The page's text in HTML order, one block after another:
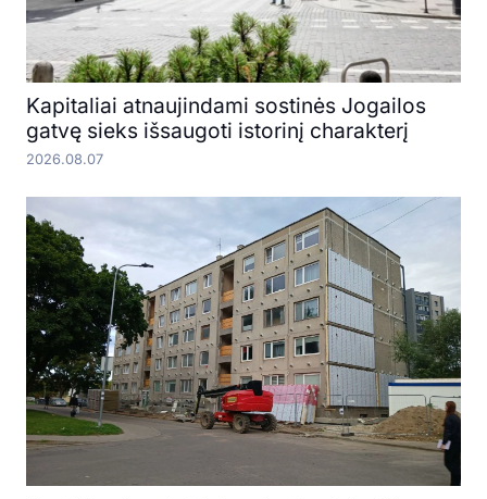
Kapitaliai atnaujindami sostinės Jogailos
gatvę sieks išsaugoti istorinį charakterį
2026.08.07